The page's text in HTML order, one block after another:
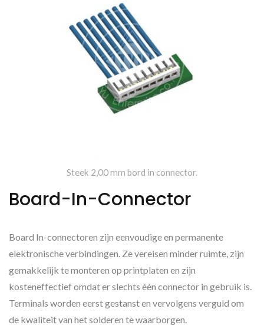
Steek 2,00 mm bord in connector.
Board-In-Connector
Board In-connectoren zijn eenvoudige en permanente
elektronische verbindingen. Ze vereisen minder ruimte, zijn
gemakkelijk te monteren op printplaten en zijn
kosteneffectief omdat er slechts één connector in gebruik is.
Terminals worden eerst gestanst en vervolgens verguld om
de kwaliteit van het solderen te waarborgen.